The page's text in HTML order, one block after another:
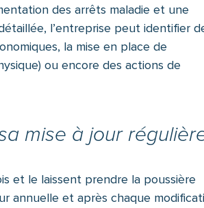
des arrêts maladie et une
l’entreprise peut identifier
la mise en place de
ou encore des actions de
mise à jour
et le laissent prendre la poussière
annuelle et après chaque